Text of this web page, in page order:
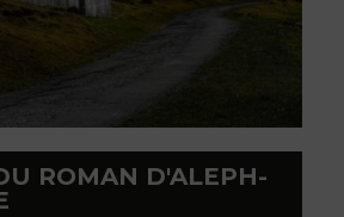
ROMAN D'ALEPH-